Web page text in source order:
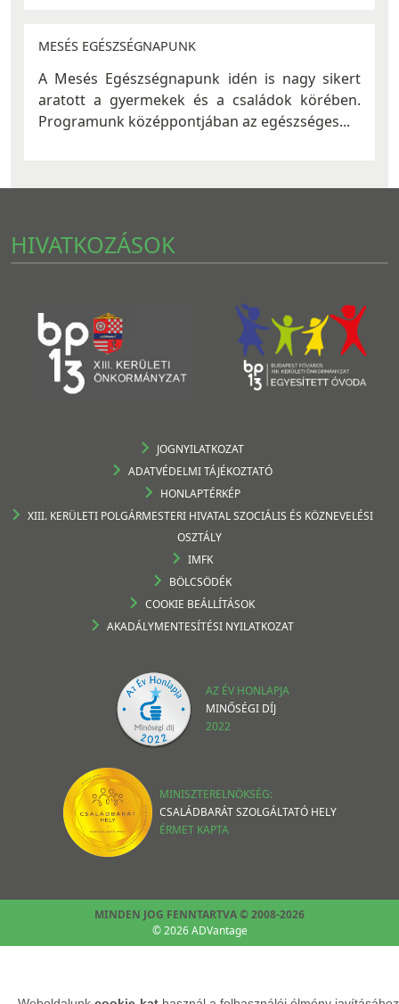
MESÉS EGÉSZSÉGNAPUNK
A Mesés Egészségnapunk idén is nagy sikert
aratott a gyermekek és a családok körében.
Programunk középpontjában az egészséges...
HIVATKOZÁSOK
JOGNYILATKOZAT
ADATVÉDELMI TÁJÉKOZTATÓ
HONLAPTÉRKÉP
XIII. KERÜLETI POLGÁRMESTERI HIVATAL SZOCIÁLIS ÉS KÖZNEVELÉSI
OSZTÁLY
IMFK
BÖLCSÖDÉK
COOKIE BEÁLLÍTÁSOK
AKADÁLYMENTESÍTÉSI NYILATKOZAT
AZ ÉV HONLAPJA
MINŐSÉGI DÍJ
2022
MINISZTERELNÖKSÉG:
CSALÁDBARÁT SZOLGÁLTATÓ HELY
ÉRMET KAPTA
MINDEN JOG FENNTARTVA © 2008-2026
© 2026 ADVantage